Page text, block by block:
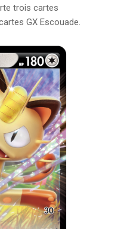
trois cartes
GX Escouade.